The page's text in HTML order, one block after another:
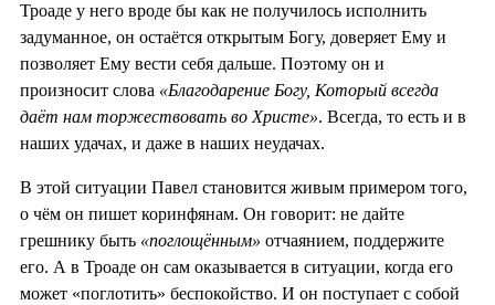
Троаде у него вроде бы как не получилось исполнить
задуманное, он остаётся открытым Богу, доверяет Ему и
позволяет Ему вести себя дальше. Поэтому он и
произносит слова «Благодарение Богу, Который всегда
даёт нам торжествовать во Христе». Всегда, то есть и в
наших удачах, и даже в наших неудачах.
В этой ситуации Павел становится живым примером того,
о чём он пишет коринфянам. Он говорит: не дайте
грешнику быть «поглощённым» отчаянием, поддержите
его. А в Троаде он сам оказывается в ситуации, когда его
может «поглотить» беспокойство. И он поступает с собой